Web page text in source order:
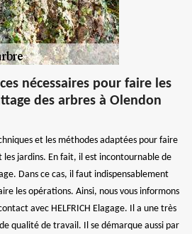
nécessaires pour faire les
des arbres à Olendon
et les méthodes adaptées pour faire
les jardins. En fait, il est incontournable de
Dans ce cas, il faut indispensablement
les opérations. Ainsi, nous vous informons
avec HELFRICH Elagage. Il a une très
qualité de travail. Il se démarque aussi par